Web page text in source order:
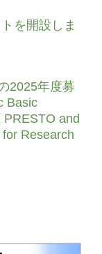
を開設しま
2025年度募
Basic
and
Research